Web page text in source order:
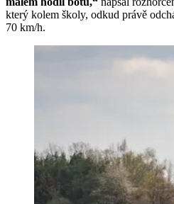
který kolem školy, odkud právě
70 km/h.